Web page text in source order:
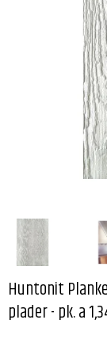
Huntonit
plader - pk. a